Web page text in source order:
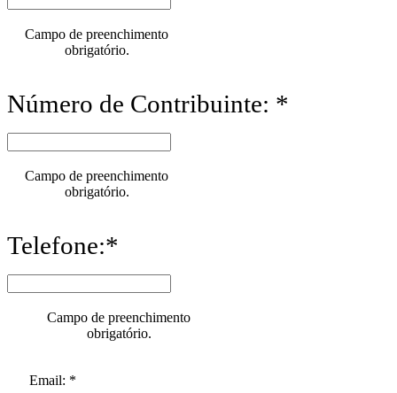
Campo de preenchimento
obrigatório.
Número de Contribuinte: *
Campo de preenchimento
obrigatório.
Telefone:*
Campo de preenchimento
obrigatório.
Email: *